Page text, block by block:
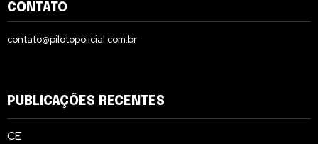
CONTATO
contato@pilotopolicial.com.br
PUBLICAÇÕES RECENTES
CE